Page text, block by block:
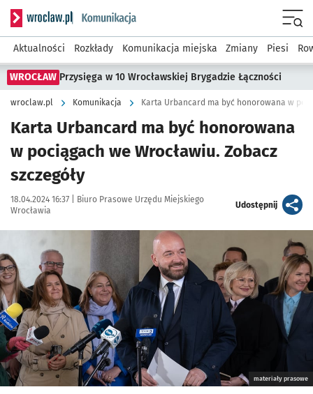
Serwis informacyjny wroclaw.pl podserwis: Komunikacja
Aktualności Rozkłady Komunikacja miejska Zmiany Piesi
WROCŁAW Przysięga w 10 Wrocławskiej Brygadzie Łączności
wroclaw.pl Komunikacja
Karta Urbancard ma być honorowana
w pociągach we Wrocławiu. Zobacz
szczegóły
Data publikacji:
18.04.2024 16:37 | Autor:
Biuro Prasowe Urzędu Miejskiego
Wrocławia
Udostępnijartykuł
Kliknij, aby powiększyć
materiały prasowe